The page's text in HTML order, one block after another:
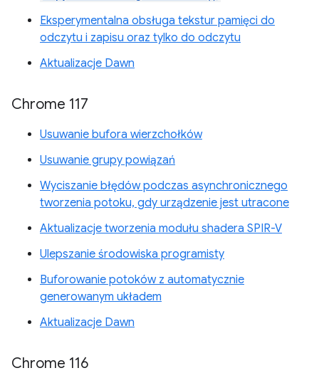
Eksperymentalna obsługa tekstur pamięci do
odczytu i zapisu oraz tylko do odczytu
Aktualizacje Dawn
Chrome 117
Usuwanie bufora wierzchołków
Usuwanie grupy powiązań
Wyciszanie błędów podczas asynchronicznego
tworzenia potoku, gdy urządzenie jest utracone
Aktualizacje tworzenia modułu shadera SPIR-V
Ulepszanie środowiska programisty
Buforowanie potoków z automatycznie
generowanym układem
Aktualizacje Dawn
Chrome 116